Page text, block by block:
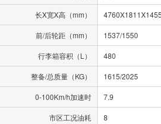
长X宽X高（mm）
前/后轮距（mm） 1537/1550
行李箱容积（L） 480
整备/总质量（KG） 1615/2025
0-100Km/h加速时 7.9
市区工况油耗 8